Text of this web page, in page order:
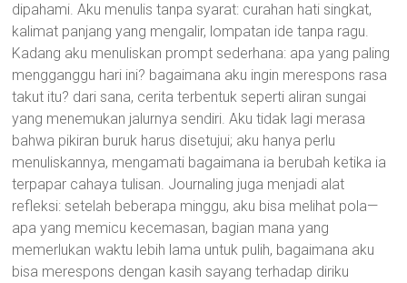
dipahami. Aku menulis tanpa syarat: curahan hati singkat,
kalimat panjang yang mengalir, lompatan ide tanpa ragu.
Kadang aku menuliskan prompt sederhana: apa yang paling
mengganggu hari ini? bagaimana aku ingin merespons rasa
takut itu? dari sana, cerita terbentuk seperti aliran sungai
yang menemukan jalurnya sendiri. Aku tidak lagi merasa
bahwa pikiran buruk harus disetujui; aku hanya perlu
menuliskannya, mengamati bagaimana ia berubah ketika ia
terpapar cahaya tulisan. Journaling juga menjadi alat
refleksi: setelah beberapa minggu, aku bisa melihat pola—
apa yang memicu kecemasan, bagian mana yang
memerlukan waktu lebih lama untuk pulih, bagaimana aku
bisa merespons dengan kasih sayang terhadap diriku